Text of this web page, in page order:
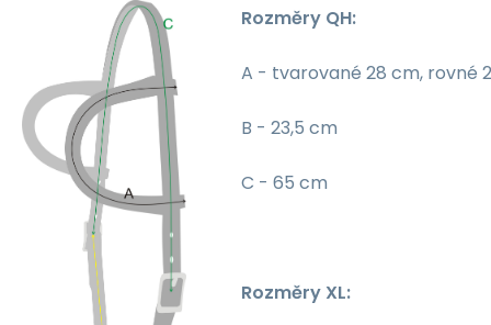
Rozměry QH:
A - tvarované 28 cm, rovné
B - 23,5 cm
C - 65 cm
Rozměry XL: